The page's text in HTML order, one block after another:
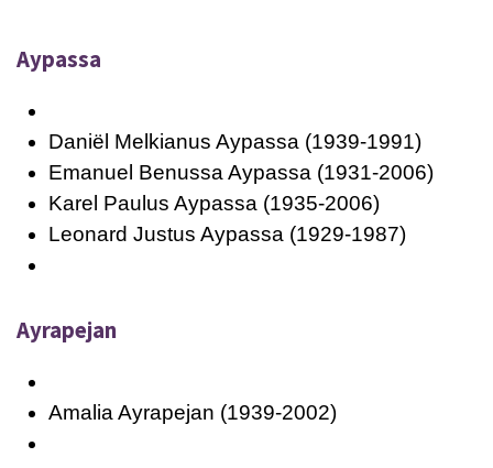
Aypassa
Daniël Melkianus Aypassa (1939-1991)
Emanuel Benussa Aypassa (1931-2006)
Karel Paulus Aypassa (1935-2006)
Leonard Justus Aypassa (1929-1987)
Ayrapejan
Amalia Ayrapejan (1939-2002)